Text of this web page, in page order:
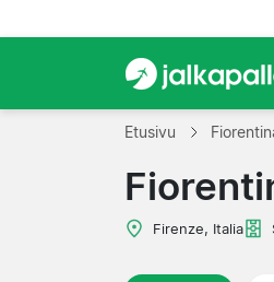
Etusivu
Firenze, Italia